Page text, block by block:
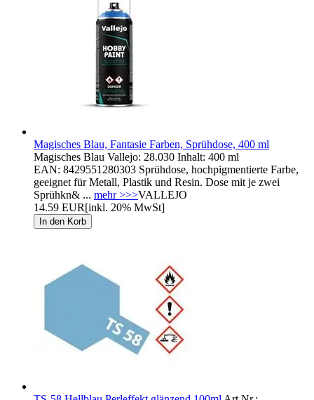
Magisches Blau, Fantasie Farben, Sprühdose, 400 ml
Magisches Blau Vallejo: 28.030 Inhalt: 400 ml
EAN: 8429551280303 Sprühdose, hochpigmentierte Farbe,
geeignet für Metall, Plastik und Resin. Dose mit je zwei
Sprühkn& ... mehr >>>VALLEJO
14.59 EUR[inkl. 20% MwSt]